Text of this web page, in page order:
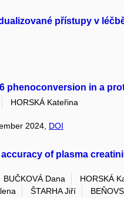
přístupy v
phenoconversion in a
HORSKÁ Kateřina
2024, DOI
of plasma
BUČKOVÁ Dana HORSKÁ
ŠTARHA Jiří